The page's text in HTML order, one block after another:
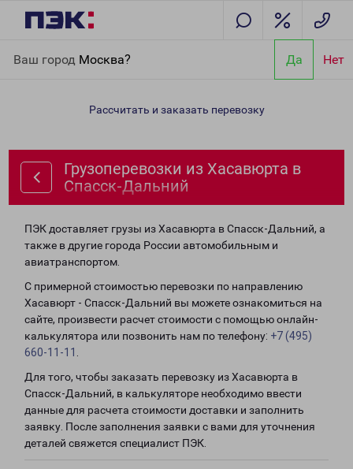
Ваш город Москва? Да Нет
Спасск-Дальний
Рассчитать и заказать перевозку
Грузоперевозки из Хасавюрта в
Спасск-Дальний
ПЭК доставляет грузы из Хасавюрта в Спасск-Дальний, а
также в другие города России автомобильным и
авиатранспортом.
С примерной стоимостью перевозки по направлению
Хасавюрт - Спасск-Дальний вы можете ознакомиться на
сайте, произвести расчет стоимости с помощью онлайн-
калькулятора или позвонить нам по телефону: +7 (495)
660-11-11
Для того, чтобы заказать перевозку из Хасавюрта в
Спасск-Дальний, в калькуляторе необходимо ввести
данные для расчета стоимости доставки и заполнить
заявку. После заполнения заявки с вами для уточнения
деталей свяжется специалист ПЭК.